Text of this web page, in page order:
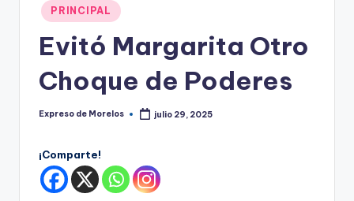
el
Publicado
en
PRINCIPAL
Evitó Margarita Otro
Choque de Poderes
Publicado
Expreso de Morelos julio 29, 2025
¡Comparte!